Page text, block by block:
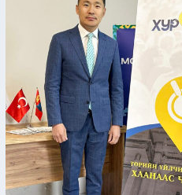
Ерөнхий
Консулын
газар
болон
Монгол
Улсаас
Анкара
хотод